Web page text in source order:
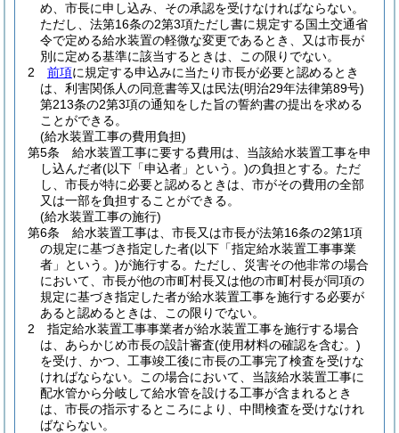
め、市長に申し込み、その承認を受けなければならない。
ただし、法第16条の2第3項ただし書に規定する国土交通省
令で定める給水装置の軽微な変更であるとき、又は市長が
別に定める基準に該当するときは、この限りでない。
2
前項に規定する申込みに当たり市長が必要と認めるとき
は、利害関係人の同意書等又は民法(明治29年法律第89号)
第213条の2第3項の通知をした旨の誓約書の提出を求める
ことができる。
(給水装置工事の費用負担)
第5条
給水装置工事に要する費用は、当該給水装置工事を申
し込んだ者(以下「申込者」という。)の負担とする。 ただ
し、市長が特に必要と認めるときは、市がその費用の全部
又は一部を負担することができる。
(給水装置工事の施行)
第6条
給水装置工事は、市長又は市長が法第16条の2第1項
の規定に基づき指定した者(以下「指定給水装置工事事業
者」という。)が施行する。 ただし、災害その他非常の場合
において、市長が他の市町村長又は他の市町村長が同項の
規定に基づき指定した者が給水装置工事を施行する必要が
あると認めるときは、この限りでない。
2
指定給水装置工事事業者が給水装置工事を施行する場合
は、あらかじめ市長の設計審査(使用材料の確認を含む。)
を受け、かつ、工事竣工後に市長の工事完了検査を受けな
ければならない。
この場合において、当該給水装置工事に
配水管から分岐して給水管を設ける工事が含まれるとき
は、市長の指示するところにより、中間検査を受けなけれ
ばならない。